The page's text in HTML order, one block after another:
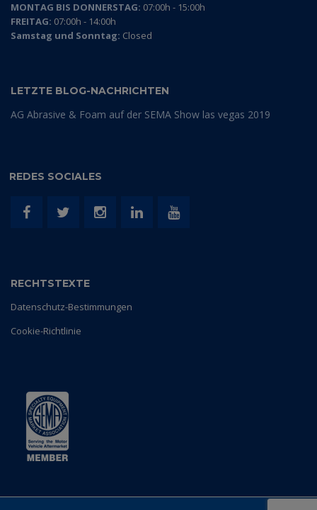
MONTAG BIS DONNERSTAG: 07:00h - 15:00h
FREITAG: 07:00h - 14:00h
Samstag und Sonntag: Closed
LETZTE BLOG-NACHRICHTEN
AG Abrasive & Foam auf der SEMA Show las vegas 2019
REDES SOCIALES
RECHTSTEXTE
Datenschutz-Bestimmungen
Cookie-Richtlinie